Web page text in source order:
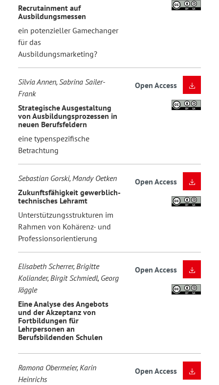
Recrutainment auf
Ausbildungsmessen
ein potenzieller Gamechanger
für das
Ausbildungsmarketing?
Silvia Annen, Sabrina Sailer-
Frank
Strategische Ausgestaltung
von Ausbildungsprozessen in
neuen Berufsfeldern
eine typenspezifische
Betrachtung
Open Access
Sebastian Gorski, Mandy Oetken
Zukunftsfähigkeit gewerblich-
technisches Lehramt
Unterstützungsstrukturen im
Rahmen von Kohärenz- und
Professionsorientierung
Open Access
Elisabeth Scherrer, Brigitte
Koliander, Birgit Schmiedl, Georg
Jäggle
Eine Analyse des Angebots
und der Akzeptanz von
Fortbildungen für
Lehrpersonen an
Berufsbildenden Schulen
Open Access
Ramona Obermeier, Karin
Heinrichs
Open Access